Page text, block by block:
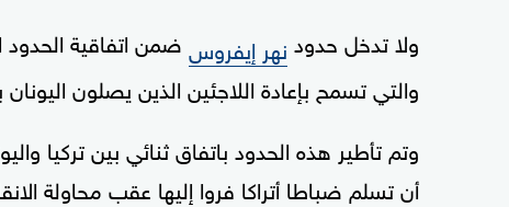
ولا تدخل حدود نهر إيفروس
والتي تسمح بإعادة اللاجئين الذين يصلون
وتم تأطير هذه الحدود باتفاق ثنائي بين تركيا
أن تسلم ضباطا أتراكا فروا إليها عقب محاولة